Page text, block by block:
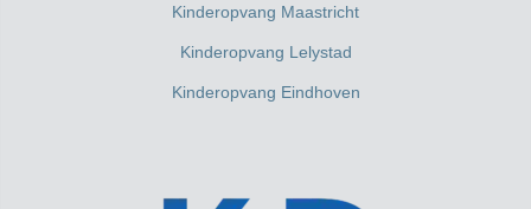
Kinderopvang Maastricht
Kinderopvang Lelystad
Kinderopvang Eindhoven